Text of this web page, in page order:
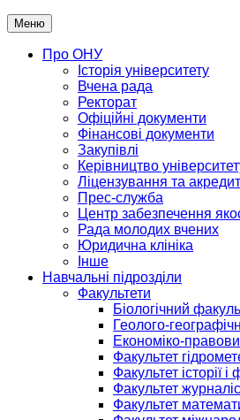
Меню
Про ОНУ
Історія університету
Вчена рада
Ректорат
Офіційні документи
Фінансові документи
Закупівлі
Керівництво
Ліцензування та
Прес-служба
Центр забезпечення
Рада молодих вчених
Юридична клініка
Інше
Навчальні підрозділи
Факультети
Біологічний
Геолого-
Економіко-
Факультет
Факультет історії і
Факультет
Факультет